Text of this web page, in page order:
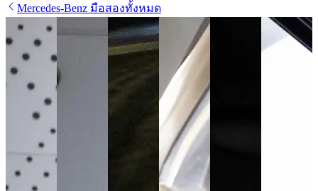
Mercedes-Benz มือสองทั้งหมด